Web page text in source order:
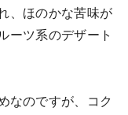
、ほのかな苦味が
ーツ系のデザート
なのですが、コク